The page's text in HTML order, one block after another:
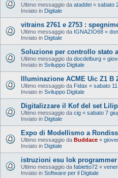
Ultimo messaggio da ataddei « sabato
Inviato in Digitale
vitrains 2761 e 2753 :
Ultimo messaggio da IGNAZIO68 «
Inviato in Digitale
Soluzione per controllo stato
Ultimo messaggio da docdelburg «
Inviato in Sviluppo Digitale
Illuminazione ACME Uic Z1 B
Ultimo messaggio da Fidax « sabato
Inviato in Sviluppo Digitale
Digitalizzare il Kof del set
Ultimo messaggio da cig « sabato 7
Inviato in Digitale
Expo di Modellismo a
Ultimo messaggio da Buddace «
Inviato in Digitale
istruzioni esu lok programmer
Ultimo messaggio da fabietto72 «
Inviato in Software per il Digitale